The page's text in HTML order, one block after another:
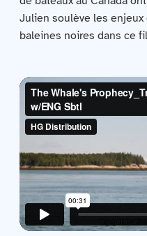
Contactez-nous
Julien soulève les
baleines noires dans ce